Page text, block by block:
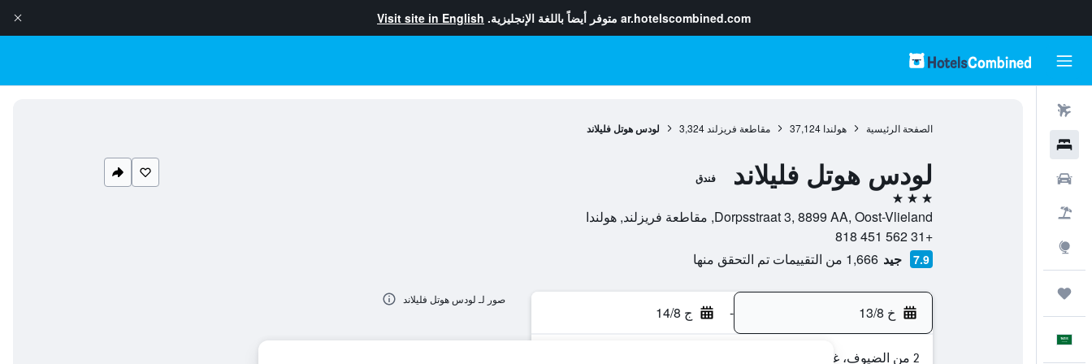
ar.hotelscombined.com متوفر أيضاً باللغة الإنجليزية. Visit site in English
الصفحة الرئيسية هولندا 37,124 مقاطعة فريزلند 3,324 لودس هوتل فليلاند
لودس هوتل فليلاند فندق
3 نجوم
Dorpsstraat 3, 8899 AA, Oost-Vlieland, مقاطعة فريزلند, هولندا
+31 562 451 818
7.9 جيد 1,666 من التقييمات تم التحقق منها
خ 13/8 - ج 14/8
2 من الضيوف، غرفة واحدة
صور لـ لودس هوتل فليلاند